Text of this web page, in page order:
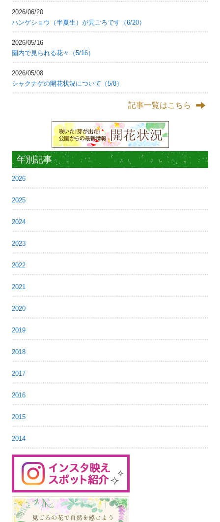
2026/06/20
ハンゲショウ（半夏生）が見ごろです（6/20）
2026/05/16
園内で見られる花々（5/16）
2026/05/08
シャクナゲの開花状況について（5/8）
記事一覧はこちら
年別記事
2026
2025
2024
2023
2022
2021
2020
2019
2018
2017
2016
2015
2014